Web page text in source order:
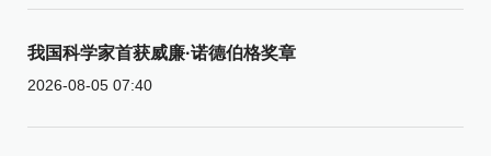
我国科学家首获威廉·诺德伯格奖章
2026-08-05 07:40